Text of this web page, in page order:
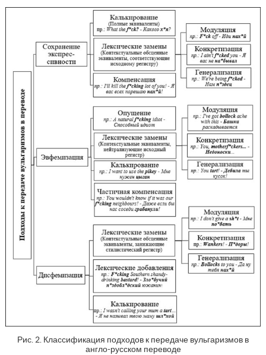
Рис. 2. Классификация подходов к передаче вульгаризмов в
англо-русском переводе